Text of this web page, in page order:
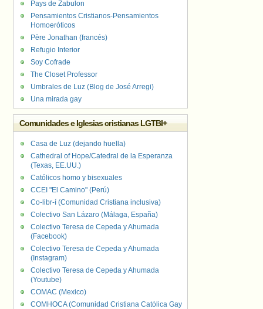
Pays de Zabulon
Pensamientos Cristianos-Pensamientos
Homoeróticos
Père Jonathan (francés)
Refugio Interior
Soy Cofrade
The Closet Professor
Umbrales de Luz (Blog de José Arregi)
Una mirada gay
Comunidades e Iglesias cristianas LGTBI+
Casa de Luz (dejando huella)
Cathedral of Hope/Catedral de la Esperanza
(Texas, EE.UU.)
Católicos homo y bisexuales
CCEI "El Camino" (Perú)
Co-libr-í (Comunidad Cristiana inclusiva)
Colectivo San Lázaro (Málaga, España)
Colectivo Teresa de Cepeda y Ahumada
(Facebook)
Colectivo Teresa de Cepeda y Ahumada
(Instagram)
Colectivo Teresa de Cepeda y Ahumada
(Youtube)
COMAC (Mexico)
COMHOCA (Comunidad Cristiana Católica Gay